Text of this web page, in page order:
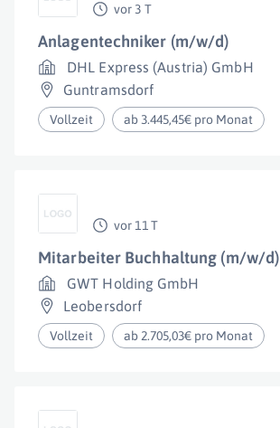
vor 3 T
Anlagentechniker (m/w/d)
DHL Express (Austria) GmbH
Guntramsdorf
Vollzeit ab 3.445,45€ pro Monat
vor 11 T
Mitarbeiter Buchhaltung (m/w/d)
GWT Holding GmbH
Leobersdorf
Vollzeit ab 2.705,03€ pro Monat